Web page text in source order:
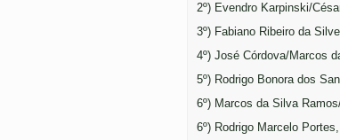
2º) Evendro Karpinski/
3º) Fabiano Ribeiro da
4º) José Córdova/Marcos
5º) Rodrigo Bonora dos
6º) Marcos da Silva
6º) Rodrigo Marcelo